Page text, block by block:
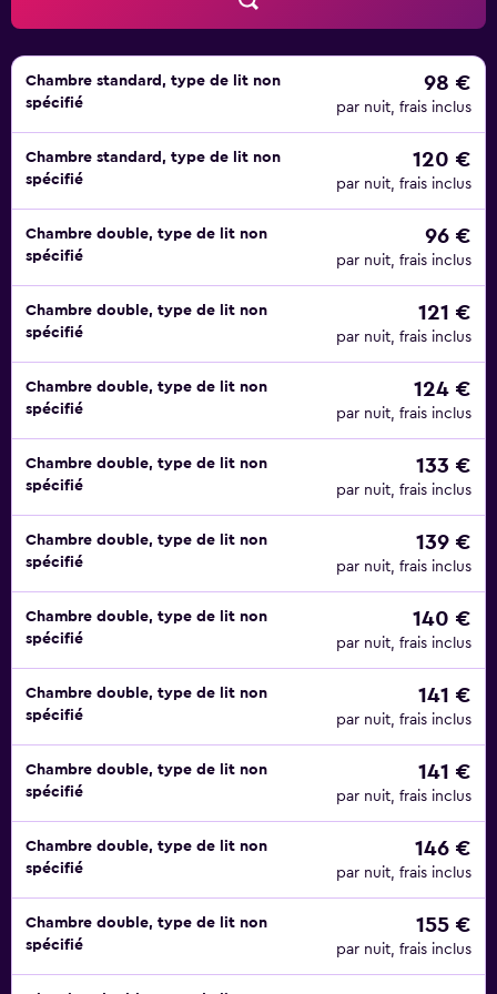
canapé-lit, ou des appartements de deux chambres avec
trois lits jumeaux et un canapé-lit. Toutes les chambres
sont équipées d'une salle de bains privative, d'une
connexion Wi-Fi gratuite, d'une kitchenette, de la
climatisation et d'une télévision à écran plat.
Chaque matin, un délicieux petit-déjeuner est servi sur la
distributeurs automatiques de collations et de boissons
sur demande. À quelques pas de l'hôtel, vous trouverez
quelques-uns des meilleurs restaurants de Barcelone,
notamment La Pepita, La Barca del Salamanca et
Negro/Rojo.
En séjournant à l'Aparthotel Bcn Montjuic, vous serez dans
le centre-ville et à proximité de célèbres attractions
comme La Rambla, la Sagrada Familia et la Plaça Catalunya.
Chambre standard, type de lit non
spécifié
98 €
par nuit, frais inclus
Chambre standard, type de lit non
spécifié
120 €
par nuit, frais inclus
Chambre double, type de lit non
spécifié
96 €
par nuit, frais inclus
Chambre double, type de lit non
spécifié
121 €
par nuit, frais inclus
Chambre double, type de lit non
spécifié
124 €
par nuit, frais inclus
Chambre double, type de lit non
spécifié
133 €
par nuit, frais inclus
Chambre double, type de lit non
spécifié
139 €
par nuit, frais inclus
Chambre double, type de lit non
spécifié
140 €
par nuit, frais inclus
Chambre double, type de lit non
spécifié
141 €
par nuit, frais inclus
Chambre double, type de lit non
spécifié
141 €
par nuit, frais inclus
Chambre double, type de lit non
spécifié
146 €
par nuit, frais inclus
Chambre double, type de lit non
spécifié
155 €
par nuit, frais inclus